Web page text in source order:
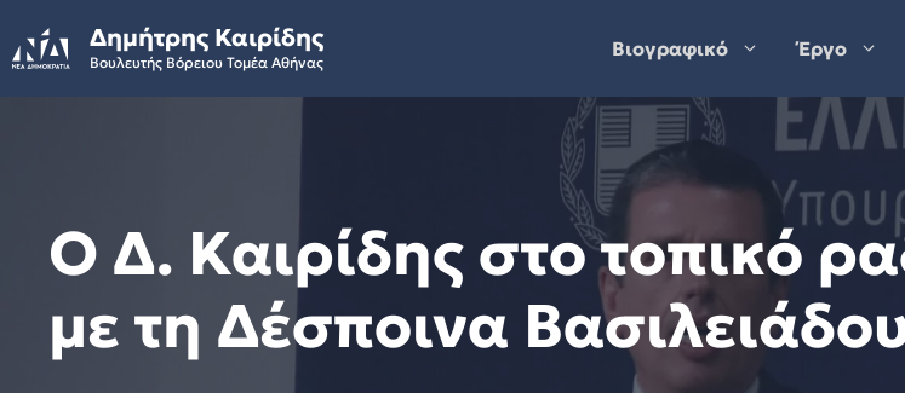
to
content
Δημήτρης Καιρίδης
Βουλευτής Βόρειου Τομέα Αθήνας
Βιογραφικό Έργο
Ο Δ. Καιρίδης στο τοπικό
με τη Δέσποινα